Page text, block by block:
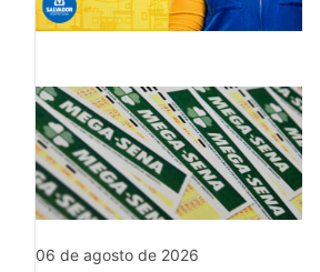
06 de agosto de 2026